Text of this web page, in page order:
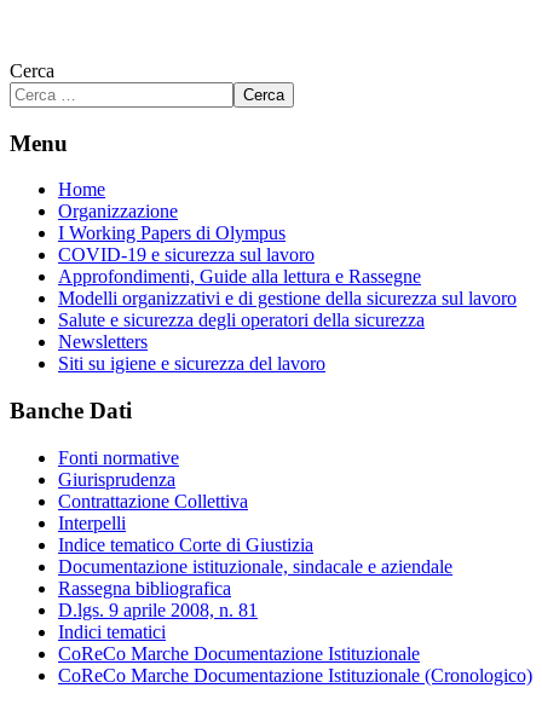
Cerca
Cerca
Menu
Home
Organizzazione
I Working Papers di Olympus
COVID-19 e sicurezza sul lavoro
Approfondimenti, Guide alla lettura e Rassegne
Modelli organizzativi e di gestione della sicurezza sul lavoro
Salute e sicurezza degli operatori della sicurezza
Newsletters
Siti su igiene e sicurezza del lavoro
Banche Dati
Fonti normative
Giurisprudenza
Contrattazione Collettiva
Interpelli
Indice tematico Corte di Giustizia
Documentazione istituzionale, sindacale e aziendale
Rassegna bibliografica
D.lgs. 9 aprile 2008, n. 81
Indici tematici
CoReCo Marche Documentazione Istituzionale
CoReCo Marche Documentazione Istituzionale (Cronologico)